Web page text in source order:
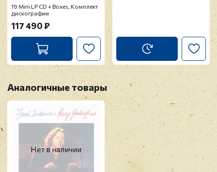
19 Mini LP CD + Boxes, Комплект
дискографии
117 490 ₽
Аналогичные товары
Нет в наличии